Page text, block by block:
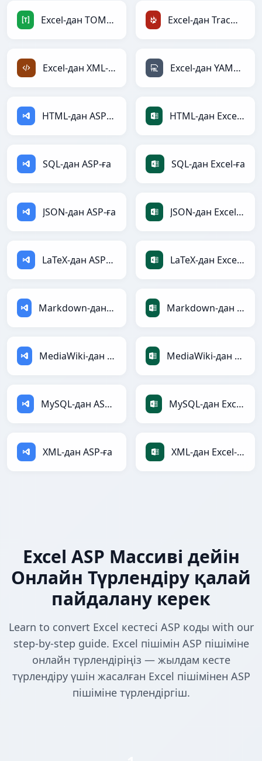
Excel-дан TOML-ға Excel-дан TracWiki-ға
Excel-дан XML-ға Excel-дан YAML-ға
HTML-дан ASP-ға HTML-дан Excel-ға
SQL-дан ASP-ға SQL-дан Excel-ға
JSON-дан ASP-ға JSON-дан Excel-ға
LaTeX-дан ASP-ға LaTeX-дан Excel-ға
Markdown-дан ASP-ға Markdown-дан Excel-ға
MediaWiki-дан ASP-ға MediaWiki-дан Excel-ға
MySQL-дан ASP-ға MySQL-дан Excel-ға
XML-дан ASP-ға XML-дан Excel-ға
Excel ASP Массиві дейін
Онлайн Түрлендіру қалай
пайдалану керек
Learn to convert Excel кестесі ASP коды with our
step-by-step guide. Excel пішімін ASP пішіміне
онлайн түрлендіріңіз — жылдам кесте
түрлендіру үшін жасалған Excel пішімінен ASP
пішіміне түрлендіргіш.